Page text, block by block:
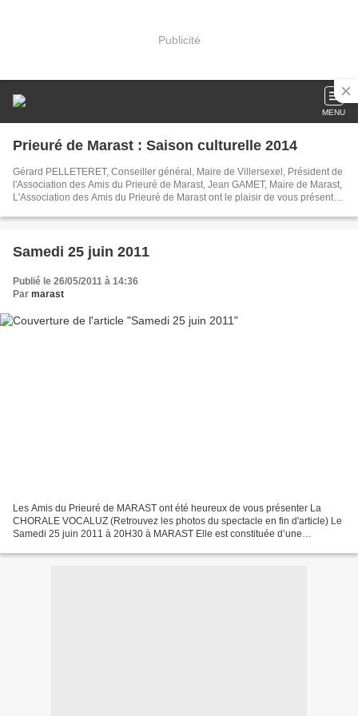
Publicité
MENU
Prieuré de Marast : Saison culturelle 2014
Gérard PELLETERET, Conseiller général, Maire de Villersexel, Président de
l'Association des Amis du Prieuré de Marast, Jean GAMET, Maire de Marast,
L'Association des Amis du Prieuré de Marast ont le plaisir de vous présenter
Samedi 25 juin 2011
Publié le 26/05/2011 à 14:36
Par marast
Les Amis du Prieuré de MARAST ont été heureux de vous présenter La
CHORALE VOCALUZ (Retrouvez les photos du spectacle en fin d'article) Le
Samedi 25 juin 2011 à 20H30 à MARAST Elle est constituée d’une